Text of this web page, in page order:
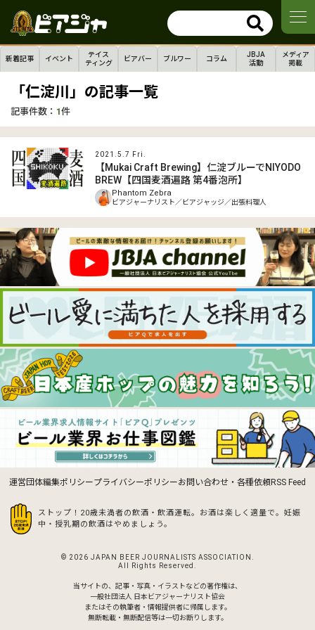
新着記事 イベント
テイス
ティング
ビアバー ブルワー コラム
JBJA
活動
メディア
掲載
「仁淀川」の記事一覧
記事件数： 1件
2021.5.7 Fri.
【Mukai Craft Brewing】仁淀ブルーでNIYODO
BREW【四国麦酒遍路 第4番泡所】
Phantom Zebra
ビアジャーナリスト／ビアジャッジ／出張料理人
運営団体編集ポリシープライバシーポリシーお問い合わせ・各種依頼RSS Feed
ストップ！20歳未満者の飲酒・飲酒運転。お酒は楽しく適量で。 妊娠
中・授乳期の飲酒はやめましょう。
© 2026 JAPAN BEER JOURNALISTS ASSOCIATION.
All Rights Reserved.
当サイトの、記事・写真・イラストなどの著作権は、
一般社団法人 日本ビアジャーナリスト協会
またはその執筆者・情報提供者に帰属します。
無断転載・無断配信等は一切お断りします。